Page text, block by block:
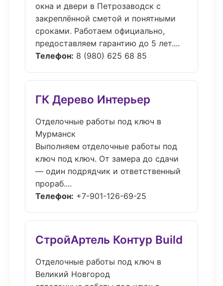
окна и двери в Петрозаводск с
закреплённой сметой и понятными
сроками. Работаем официально,
предоставляем гарантию до 5 лет....
Телефон: 8 (980) 625 68 85
ГК Дерево Интерьер
Отделочные работы под ключ в
Мурманск
Выполняем отделочные работы под
ключ под ключ. От замера до сдачи
— один подрядчик и ответственный
прораб....
Телефон: +7-901-126-69-25
СтройАртель Контур Build
Отделочные работы под ключ в
Великий Новгород